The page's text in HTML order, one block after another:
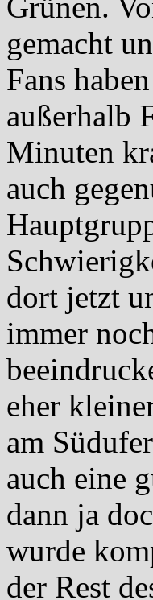
Grünen.
gemacht
Fans
außerhalb
Minuten
auch
dort jetzt
immer
eher
am
auch eine
dann ja
wurde
der Rest